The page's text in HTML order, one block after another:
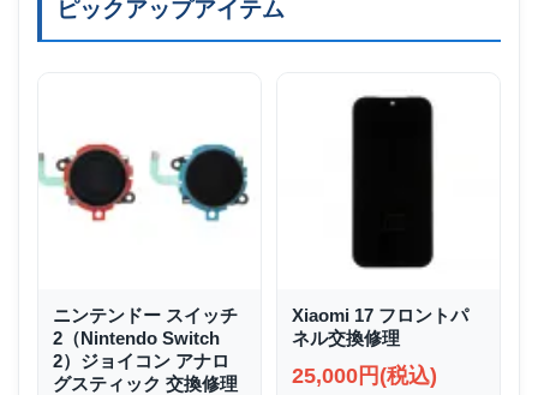
ピックアップアイテム
ニンテンドー スイッチ
2（Nintendo Switch
2）ジョイコン アナロ
グスティック 交換修理
Xiaomi 17 フロントパ
ネル交換修理
25,000円(税込)